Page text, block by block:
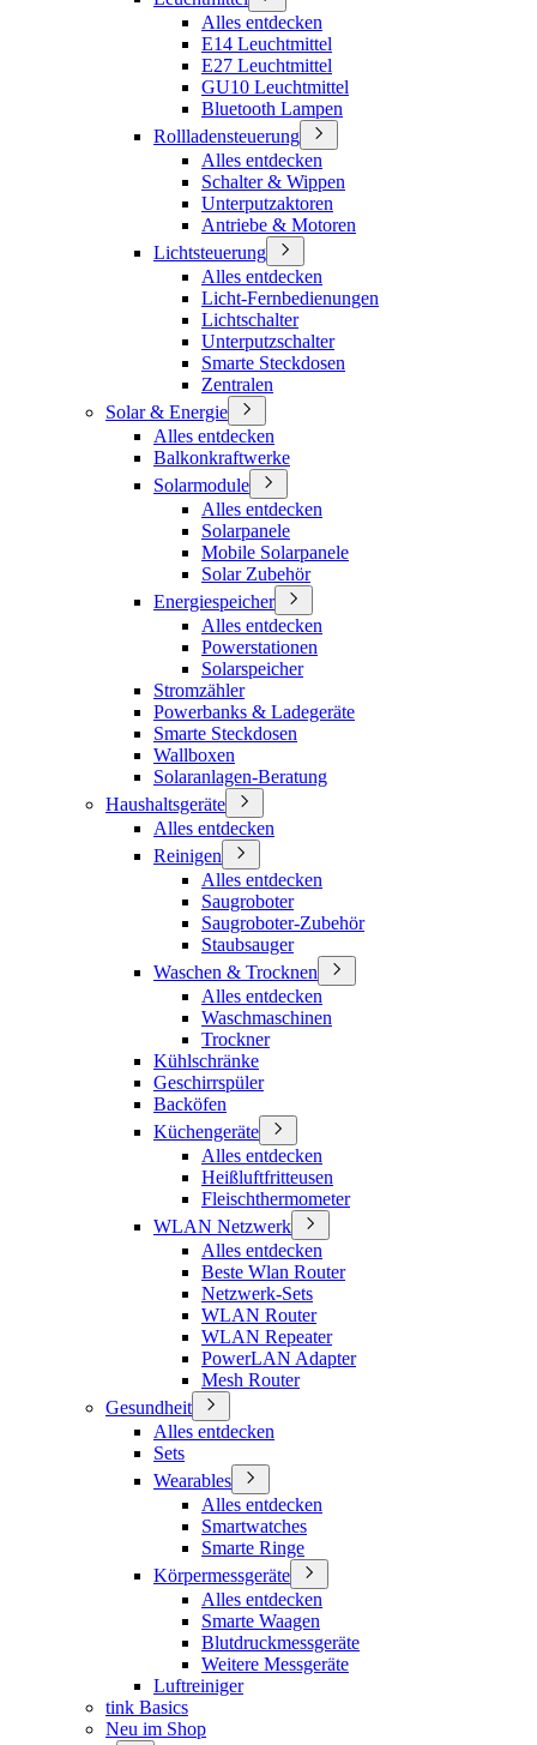
Alles entdecken
E14 Leuchtmittel
E27 Leuchtmittel
GU10 Leuchtmittel
Bluetooth Lampen
Rollladensteuerung
Alles entdecken
Schalter & Wippen
Unterputzaktoren
Antriebe & Motoren
Lichtsteuerung
Alles entdecken
Licht-Fernbedienungen
Lichtschalter
Unterputzschalter
Smarte Steckdosen
Zentralen
Solar & Energie
Alles entdecken
Balkonkraftwerke
Solarmodule
Alles entdecken
Solarpanele
Mobile Solarpanele
Solar Zubehör
Energiespeicher
Alles entdecken
Powerstationen
Solarspeicher
Stromzähler
Powerbanks & Ladegeräte
Smarte Steckdosen
Wallboxen
Solaranlagen-Beratung
Haushaltsgeräte
Alles entdecken
Reinigen
Alles entdecken
Saugroboter
Saugroboter-Zubehör
Staubsauger
Waschen & Trocknen
Alles entdecken
Waschmaschinen
Trockner
Kühlschränke
Geschirrspüler
Backöfen
Küchengeräte
Alles entdecken
Heißluftfritteusen
Fleischthermometer
WLAN Netzwerk
Alles entdecken
Beste Wlan Router
Netzwerk-Sets
WLAN Router
WLAN Repeater
PowerLAN Adapter
Mesh Router
Gesundheit
Alles entdecken
Sets
Wearables
Alles entdecken
Smartwatches
Smarte Ringe
Körpermessgeräte
Alles entdecken
Smarte Waagen
Blutdruckmessgeräte
Weitere Messgeräte
Luftreiniger
tink Basics
Neu im Shop